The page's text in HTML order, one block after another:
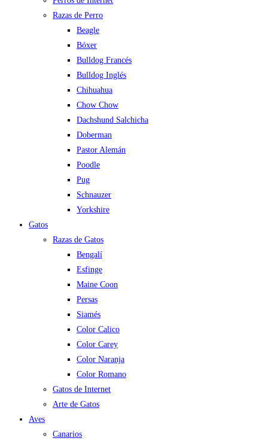
Razas de Perro
Beagle
Bóxer
Bulldog Francés
Bulldog Inglés
Chihuahua
Chow Chow
Dachshund Salchicha
Doberman
Pastor Alemán
Poodle
Pug
Schnauzer
Yorkshire
Gatos
Razas de Gatos
Bengalí
Esfinge
Maine Coon
Persas
Siamés
Color Calico
Color Carey
Color Naranja
Color Romano
Gatos de Internet
Arte de Gatos
Aves
Canarios